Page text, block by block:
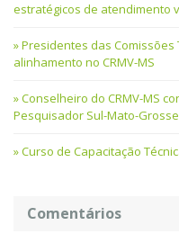
estratégicos de atendimento
Presidentes das
alinhamento no CRMV-MS
Conselheiro do CRMV-MS
Pesquisador Sul-Mato-
Curso de Capacitação
Comentários